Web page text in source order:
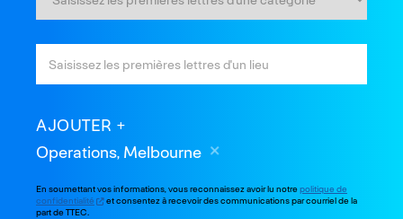
AJOUTER
Operations, Melbourne
En soumettant vos informations, vous reconnaissez avoir lu notrepolitique de
confidentialité
et consentez à recevoir des communications par courriel de la
part de TTEC.